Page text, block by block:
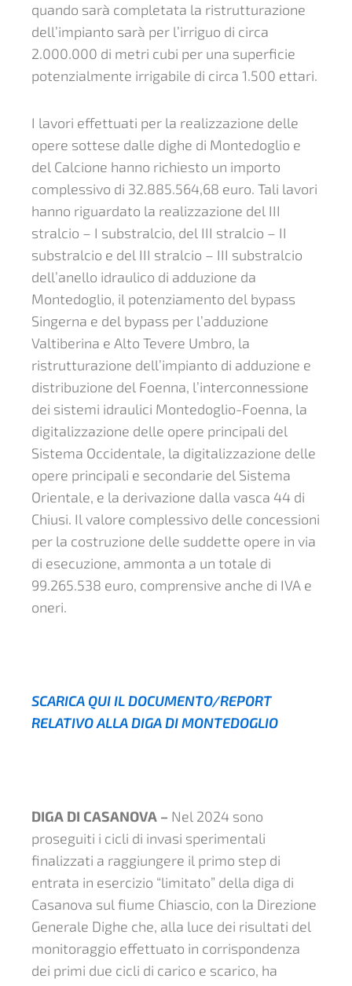
quando sarà completata la ristrutturazione
dell’impianto sarà per l’irriguo di circa
2.000.000 di metri cubi per una superficie
potenzialmente irrigabile di circa 1.500 ettari.
I lavori effettuati per la realizzazione delle
opere sottese dalle dighe di Montedoglio e
del Calcione hanno richiesto un importo
complessivo di 32.885.564,68 euro. Tali lavori
hanno riguardato la realizzazione del III
stralcio – I substralcio, del III stralcio – II
substralcio e del III stralcio – III substralcio
dell’anello idraulico di adduzione da
Montedoglio, il potenziamento del bypass
Singerna e del bypass per l’adduzione
Valtiberina e Alto Tevere Umbro, la
ristrutturazione dell’impianto di adduzione e
distribuzione del Foenna, l’interconnessione
dei sistemi idraulici Montedoglio-Foenna, la
digitalizzazione delle opere principali del
Sistema Occidentale, la digitalizzazione delle
opere principali e secondarie del Sistema
Orientale, e la derivazione dalla vasca 44 di
Chiusi. Il valore complessivo delle concessioni
per la costruzione delle suddette opere in via
di esecuzione, ammonta a un totale di
99.265.538 euro, comprensive anche di IVA e
oneri.
SCARICA QUI IL DOCUMENTO/REPORT
RELATIVO ALLA DIGA DI MONTEDOGLIO
DIGA DI CASANOVA – Nel 2024 sono
proseguiti i cicli di invasi sperimentali
finalizzati a raggiungere il primo step di
entrata in esercizio “limitato” della diga di
Casanova sul fiume Chiascio, con la Direzione
Generale Dighe che, alla luce dei risultati del
monitoraggio effettuato in corrispondenza
dei primi due cicli di carico e scarico, ha